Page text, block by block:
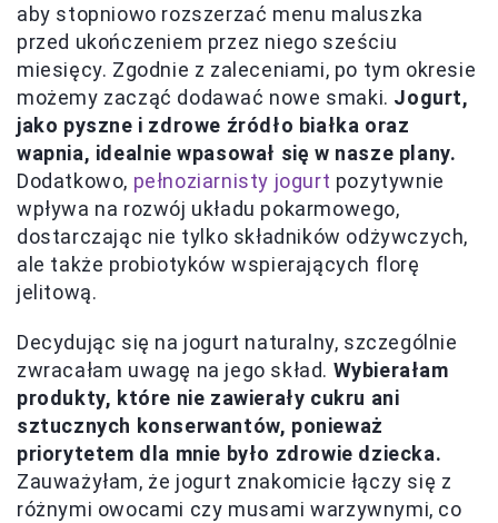
aby stopniowo rozszerzać menu maluszka
przed ukończeniem przez niego sześciu
miesięcy. Zgodnie z zaleceniami, po tym okresie
możemy zacząć dodawać nowe smaki. Jogurt,
jako pyszne i zdrowe źródło białka oraz
wapnia, idealnie wpasował się w nasze plany.
Dodatkowo, pełnoziarnisty jogurt pozytywnie
wpływa na rozwój układu pokarmowego,
dostarczając nie tylko składników odżywczych,
ale także probiotyków wspierających florę
jelitową.
Decydując się na jogurt naturalny, szczególnie
zwracałam uwagę na jego skład. Wybierałam
produkty, które nie zawierały cukru ani
sztucznych konserwantów, ponieważ
priorytetem dla mnie było zdrowie dziecka.
Zauważyłam, że jogurt znakomicie łączy się z
różnymi owocami czy musami warzywnymi, co